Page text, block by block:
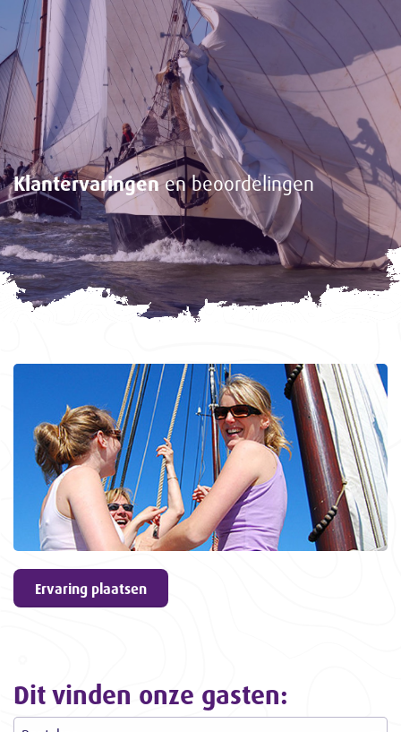
Klantervaringenen beoordelingen
9,6
Gasten
geven
ons een
3057
ervaringen
Ervaring plaatsen
Dit vinden onze gasten: